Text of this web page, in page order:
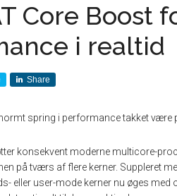
Core Boost
i realtid
Share
spring i performance takket være
konsekvent moderne multicore-
på tværs af flere kerner. Suppleret
eller user-mode kerner nu øges